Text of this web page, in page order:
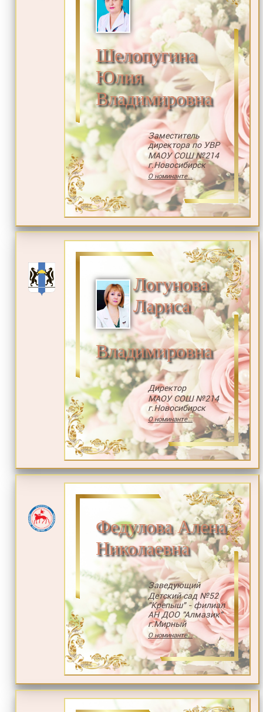
Шелопугина
Юлия
Владимировна
Заместитель
директора по УВР
МАОУ СОШ №214
г.Новосибирск
О номинанте...
Логунова
Лариса
Владимировна
Директор
МАОУ СОШ №214
г.Новосибирск
О номинанте...
Федулова Алена
Николаевна
Заведующий
Детский сад №52
"Крепыш" - филиал
АН ДОО "Алмазик"
г.Мирный
О номинанте...